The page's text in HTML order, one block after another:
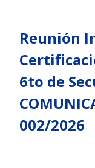
Reunión
6to de
002/2026